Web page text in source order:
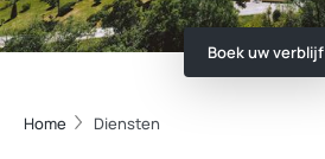
Boek uw verblijf
Home Diensten